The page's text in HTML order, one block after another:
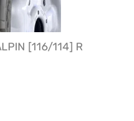
[116/114] R